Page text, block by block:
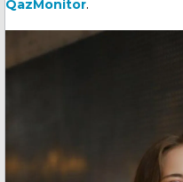
QazMonitor.